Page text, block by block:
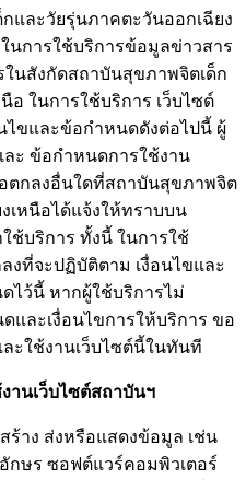
และวัยรุ่นภาคตะวันออกเฉียง
นการใช้บริการข้อมูลข่าวสาร
นสังกัดสถาบันสุขภาพจิตเด็ก
อ ในการใช้บริการ เว็บไซต์
ไขและข้อกำหนดดังต่อไปนี้ ผู้
ละ ข้อกำหนดการใช้งาน
ตกลงอื่นใดที่สถาบันสุขภาพจิต
เหนือได้แจ้งให้ทราบบน
ใช้บริการ ทั้งนี้ ในการใช้
งที่จะปฏิบัติตาม เงื่อนไขและ
ไว้นี้ หากผู้ใช้บริการไม่
ละเงื่อนไขการให้บริการ ขอ
ะใช้งานเว็บไซต์นี้ในทันที
านเว็บไซต์สถาบันฯ
ร้าง ส่งหรือแสดงข้อมูล เช่น
ษร ซอฟต์แวร์คอมพิวเตอร์